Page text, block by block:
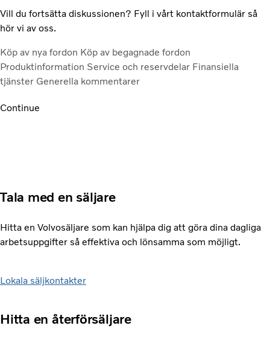
Vill du fortsätta diskussionen? Fyll i vårt kontaktformulär så
hör vi av oss.
Köp av nya fordon Köp av begagnade fordon
Produktinformation Service och reservdelar Finansiella
tjänster Generella kommentarer
Continue
Tala med en säljare
Hitta en Volvosäljare som kan hjälpa dig att göra dina dagliga
arbetsuppgifter så effektiva och lönsamma som möjligt.
Lokala säljkontakter
Hitta en återförsäljare